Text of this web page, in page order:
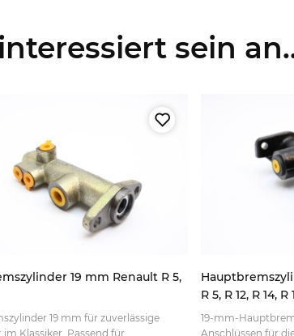
sein
19 mm Renault R 5,
19 mm für zuverlässige
Klassiker. Passend für
R 5, R 12, R 14,
19-mm-
Anschlüssen für